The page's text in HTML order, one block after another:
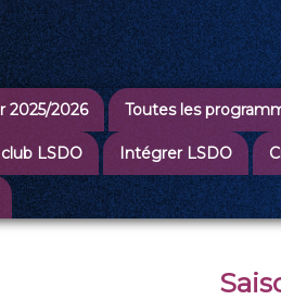
2025/2026 Toutes les
LSDO Intégrer LSDO